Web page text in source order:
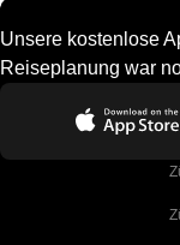
Unsere kostenlose
Reiseplanung war